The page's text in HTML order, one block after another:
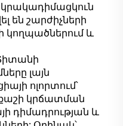
կրակադիմացկուն
են շարժիչների
կողպածներում և
լայն
ոլորտում՝
կրճատման
դիմադրության և